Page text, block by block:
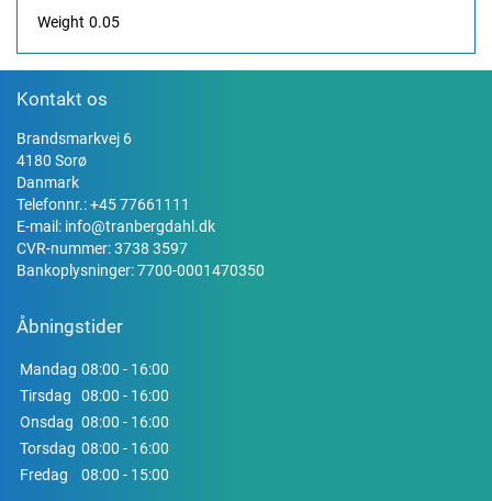
Weight 0.05
Kontakt os
Brandsmarkvej 6
4180 Sorø
Danmark
Telefonnr.:+45 77661111
E-mail: info@tranbergdahl.dk
CVR-nummer: 3738 3597
Bankoplysninger: 7700-0001470350
Åbningstider
Mandag 08:00 - 16:00
Tirsdag
08:00 - 16:00
Onsdag 08:00 - 16:00
Torsdag 08:00 - 16:00
Fredag
08:00 - 15:00